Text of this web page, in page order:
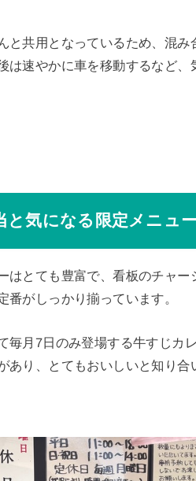
と共用となっているため、混
は速やかに車を移動するなど
と気になる限定メニュー
はとても豊富で、看板のチャ
番がしっかり揃っています。
毎月7日のみ登場する牛すじカ
あり、とてもおいしいと知り合